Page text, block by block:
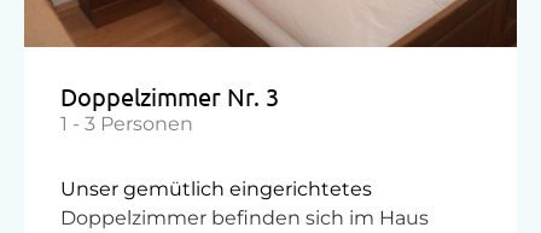
Ferienwohnung mit Frühstück
Gästeküche
Geschirrspüler
Doppelzimmer Nr. 3
1 - 3 Personen
Unser gemütlich eingerichtetes
Doppelzimmer befinden sich im Haus